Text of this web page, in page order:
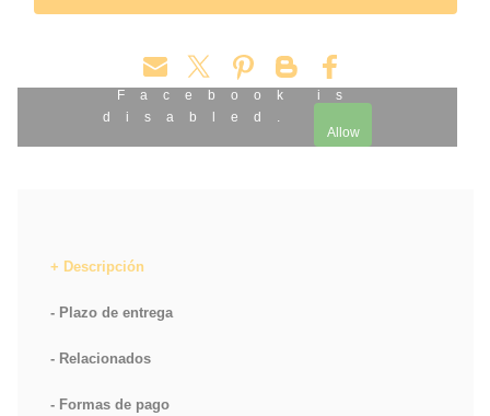
Facebook is
disabled.
Allow
Descripción
Plazo de entrega
Relacionados
Formas de pago